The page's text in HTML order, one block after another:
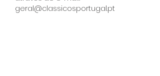
geral@classicosportugal.pt